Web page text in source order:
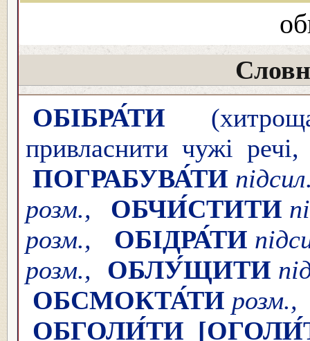
ОБІБРА́ТИ
привласнити чужі
ПОГРАБУВА́ТИ
розм.,
ОБЧИ́СТИТИ
розм.,
ОБІДРА́ТИ
розм.,
ОБЛУ́ЩИТИ
ОБСМОКТА́ТИ
ОБГОЛИ́ТИ